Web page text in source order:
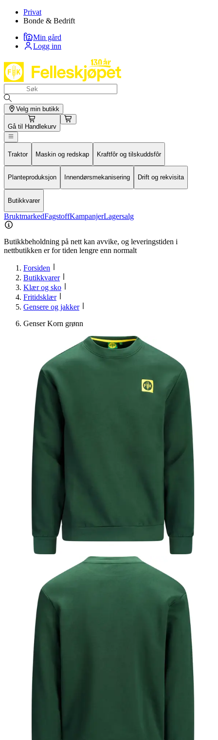
Privat
Bonde & Bedrift
Min gård
Logg inn
Velg min butikk
Gå til Handlekurv
Traktor Maskin og redskap Kraftfôr og tilskuddsfôr
Planteproduksjon Innendørsmekanisering Drift og rekvisita
Butikkvarer
BruktmarkedFagstoffKampanjerLagersalg
Butikkbeholdning på nett kan avvike, og leveringstiden i
nettbutikken er for tiden lengre enn normalt
Forsiden
Butikkvarer
Klær og sko
Fritidsklær
Gensere og jakker
Genser Korn grønn